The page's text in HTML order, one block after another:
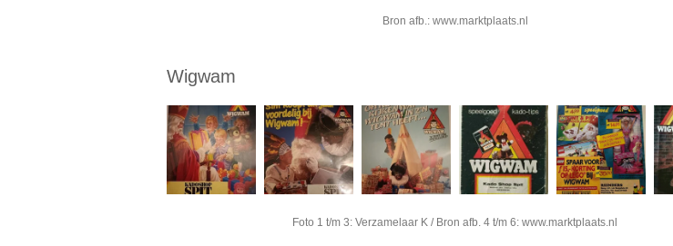
Bron afb.: www.marktplaats.nl
Wigwam
Foto 1 t/m 3: Verzamelaar K / Bron afb. 4 t/m 6: www.marktplaats.nl